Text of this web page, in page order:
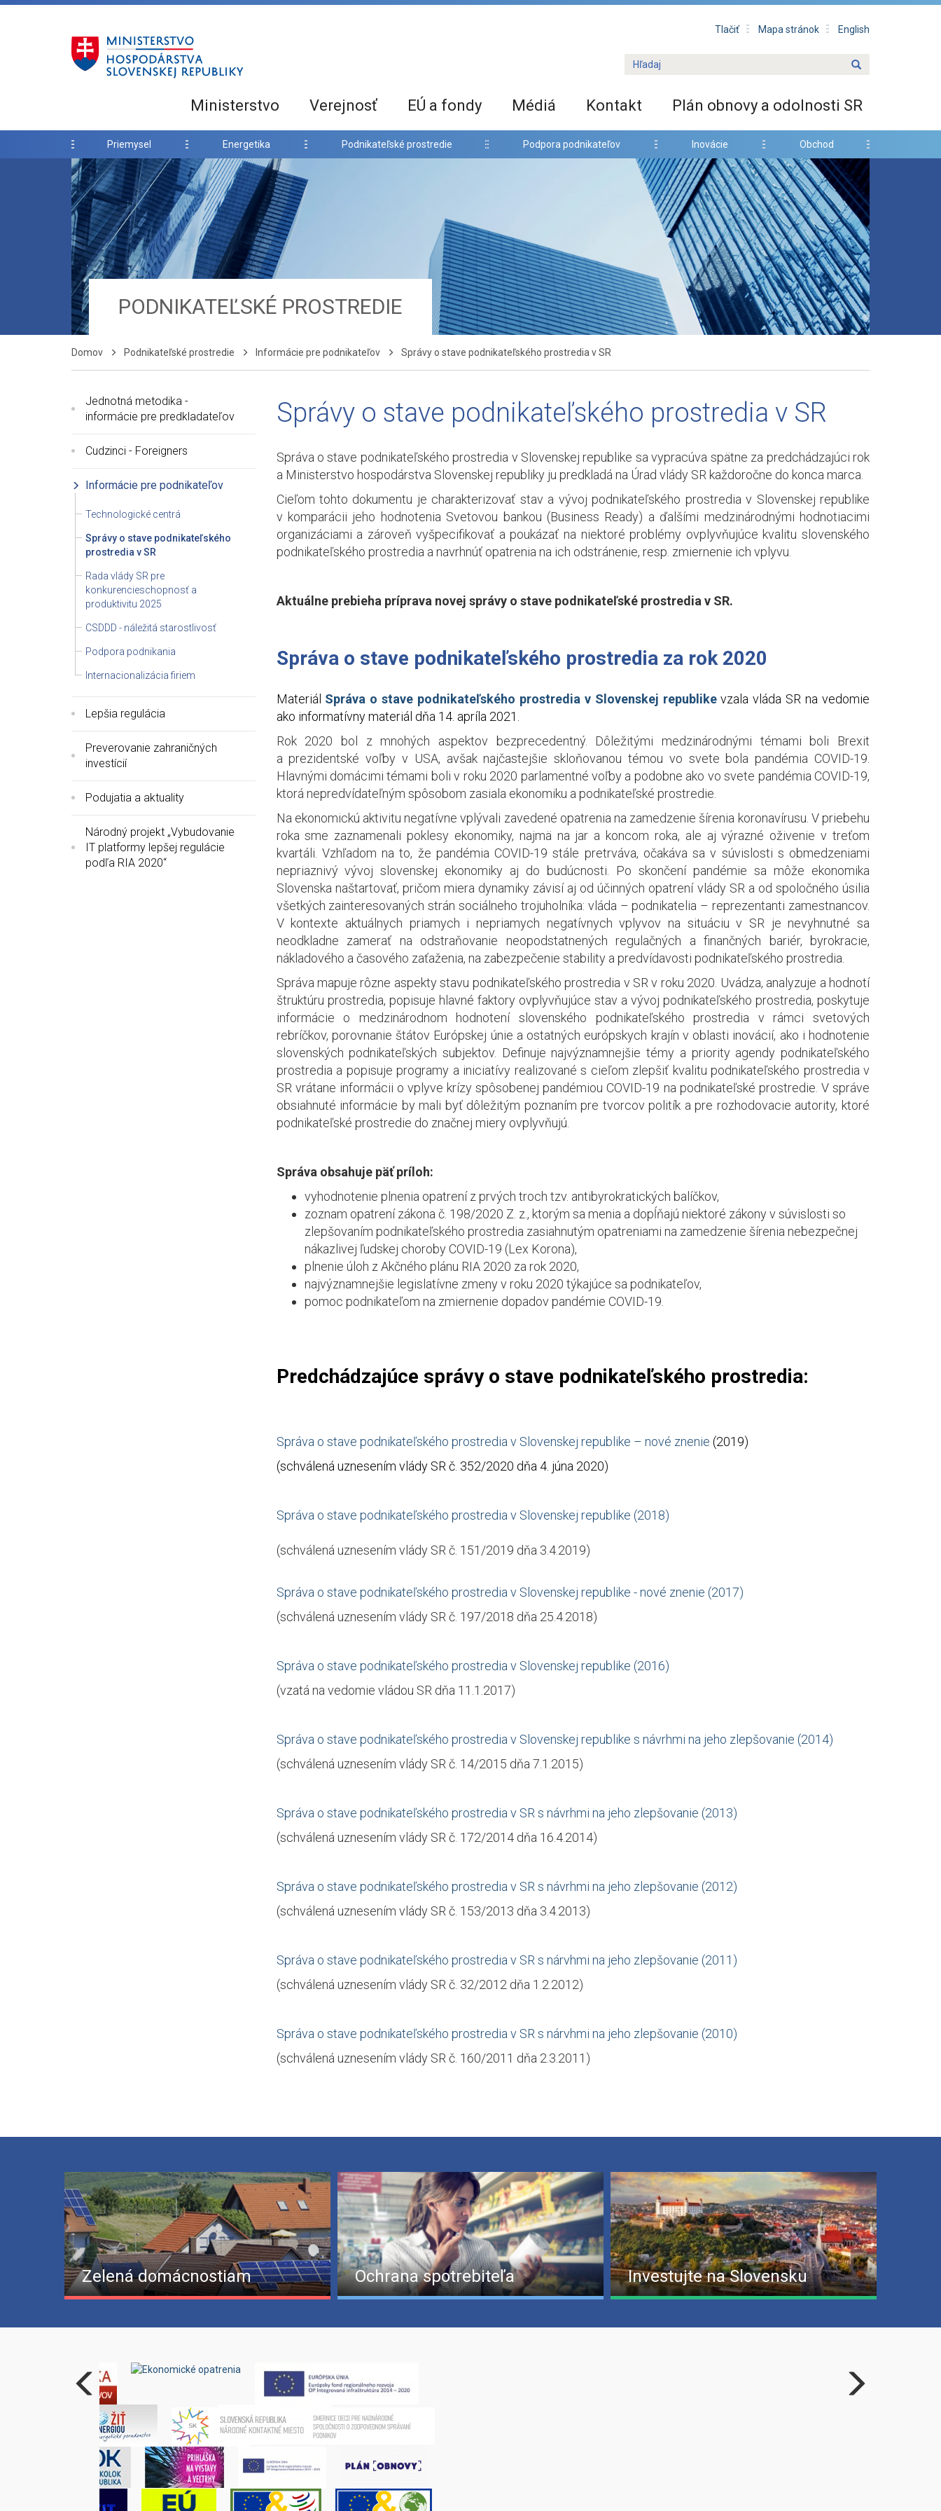
Tlačiť Mapa stránok English
Ministerstvo Verejnosť EÚ a fondy Médiá Kontakt Plán obnovy a odolnosti SR
Priemysel Energetika Podnikateľské prostredie Podpora podnikateľov Inovácie Obchod
PODNIKATEĽSKÉ PROSTREDIE
Domov Podnikateľské prostredie Informácie pre podnikateľov Správy o stave podnikateľského prostredia v SR
Jednotná metodika -
informácie pre predkladateľov
Cudzinci - Foreigners
Informácie pre podnikateľov
Technologické centrá
Správy o stave podnikateľského
prostredia v SR
Rada vlády SR pre
konkurencieschopnosť a
produktivitu 2025
CSDDD - náležitá starostlivosť
Podpora podnikania
Internacionalizácia firiem
Lepšia regulácia
Preverovanie zahraničných
investícií
Podujatia a aktuality
Národný projekt „Vybudovanie
IT platformy lepšej regulácie
podľa RIA 2020“
Správy o stave podnikateľského prostredia v SR
Správa o stave podnikateľského prostredia v Slovenskej republike sa vypracúva spätne za predchádzajúci rok
a Ministerstvo hospodárstva Slovenskej republiky ju predkladá na Úrad vlády SR každoročne do konca marca.
Cieľom tohto dokumentu je charakterizovať stav a vývoj podnikateľského prostredia v Slovenskej republike
v komparácii jeho hodnotenia Svetovou bankou (Business Ready) a ďalšími medzinárodnými hodnotiacimi
organizáciami a zároveň vyšpecifikovať a poukázať na niektoré problémy ovplyvňujúce kvalitu slovenského
podnikateľského prostredia a navrhnúť opatrenia na ich odstránenie, resp. zmiernenie ich vplyvu.
Aktuálne prebieha príprava novej správy o stave podnikateľské prostredia v SR.
Správa o stave podnikateľského prostredia za rok 2020
Materiál Správa o stave podnikateľského prostredia v Slovenskej republikevzala vláda SR na vedomie
ako informatívny materiál dňa 14. apríla 2021.
Rok 2020 bol z mnohých aspektov bezprecedentný. Dôležitými medzinárodnými témami boli Brexit
a prezidentské voľby v USA, avšak najčastejšie skloňovanou témou vo svete bola pandémia COVID-19.
Hlavnými domácimi témami boli v roku 2020 parlamentné voľby a podobne ako vo svete pandémia COVID-19,
ktorá nepredvídateľným spôsobom zasiala ekonomiku a podnikateľské prostredie.
Na ekonomickú aktivitu negatívne vplývali zavedené opatrenia na zamedzenie šírenia koronavírusu. V priebehu
roka sme zaznamenali poklesy ekonomiky, najmä na jar a koncom roka, ale aj výrazné oživenie v treťom
kvartáli. Vzhľadom na to, že pandémia COVID-19 stále pretrváva, očakáva sa v súvislosti s obmedzeniami
nepriaznivý vývoj slovenskej ekonomiky aj do budúcnosti. Po skončení pandémie sa môže ekonomika
Slovenska naštartovať, pričom miera dynamiky závisí aj od účinných opatrení vlády SR a od spoločného úsilia
všetkých zainteresovaných strán sociálneho trojuholníka: vláda – podnikatelia – reprezentanti zamestnancov.
V kontexte aktuálnych priamych i nepriamych negatívnych vplyvov na situáciu v SR je nevyhnutné sa
neodkladne zamerať na odstraňovanie neopodstatnených regulačných a finančných bariér, byrokracie,
nákladového a časového zaťaženia, na zabezpečenie stability a predvídavosti podnikateľského prostredia.
Správa mapuje rôzne aspekty stavu podnikateľského prostredia v SR v roku 2020. Uvádza, analyzuje a hodnotí
štruktúru prostredia, popisuje hlavné faktory ovplyvňujúce stav a vývoj podnikateľského prostredia, poskytuje
informácie o medzinárodnom hodnotení slovenského podnikateľského prostredia v rámci svetových
rebríčkov, porovnanie štátov Európskej únie a ostatných európskych krajín v oblasti inovácií, ako i hodnotenie
slovenských podnikateľských subjektov. Definuje najvýznamnejšie témy a priority agendy podnikateľského
prostredia a popisuje programy a iniciatívy realizované s cieľom zlepšiť kvalitu podnikateľského prostredia v
SR vrátane informácii o vplyve krízy spôsobenej pandémiou COVID-19 na podnikateľské prostredie. V správe
obsiahnuté informácie by mali byť dôležitým poznaním pre tvorcov politík a pre rozhodovacie autority, ktoré
podnikateľské prostredie do značnej miery ovplyvňujú.
Správa obsahuje päť príloh:
vyhodnotenie plnenia opatrení z prvých troch tzv. antibyrokratických balíčkov,
zoznam opatrení zákona č. 198/2020 Z. z., ktorým sa menia a dopĺňajú niektoré zákony v súvislosti so
zlepšovaním podnikateľského prostredia zasiahnutým opatreniami na zamedzenie šírenia nebezpečnej
nákazlivej ľudskej choroby COVID-19 (Lex Korona),
plnenie úloh z Akčného plánu RIA 2020 za rok 2020,
najvýznamnejšie legislatívne zmeny v roku 2020 týkajúce sa podnikateľov,
pomoc podnikateľom na zmiernenie dopadov pandémie COVID-19.
Predchádzajúce správy o stave podnikateľského prostredia:
Správa o stave podnikateľského prostredia v Slovenskej republike – nové znenie (2019)
(schválená uznesením vlády SR č. 352/2020 dňa 4. júna 2020)
Správa o stave podnikateľského prostredia v Slovenskej republike (2018)
(schválená uznesením vlády SR č. 151/2019 dňa 3.4.2019)
Správa o stave podnikateľského prostredia v Slovenskej republike - nové znenie (2017)
(schválená uznesením vlády SR č. 197/2018 dňa 25.4.2018)
Správa o stave podnikateľského prostredia v Slovenskej republike (2016)
(vzatá na vedomie vládou SR dňa 11.1.2017)
Správa o stave podnikateľského prostredia v Slovenskej republike s návrhmi na jeho zlepšovanie (2014)
(schválená uznesením vlády SR č. 14/2015 dňa 7.1.2015)
Správa o stave podnikateľského prostredia v SR s návrhmi na jeho zlepšovanie (2013)
(schválená uznesením vlády SR č. 172/2014 dňa 16.4.2014)
Správa o stave podnikateľského prostredia v SR s návrhmi na jeho zlepšovanie (2012)
(schválená uznesením vlády SR č. 153/2013 dňa 3.4.2013)
Správa o stave podnikateľského prostredia v SR s nárvhmi na jeho zlepšovanie (2011)
(schválená uznesením vlády SR č. 32/2012 dňa 1.2.2012)
Správa o stave podnikateľského prostredia v SR s nárvhmi na jeho zlepšovanie (2010)
(schválená uznesením vlády SR č. 160/2011 dňa 2.3.2011)
Zelená domácnostiam Ochrana spotrebiteľa Investujte na Slovensku